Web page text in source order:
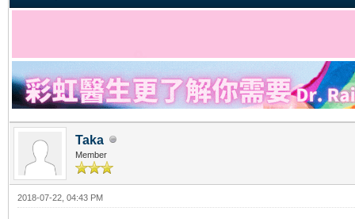
Taka
Member
2018-07-22, 04:43 PM